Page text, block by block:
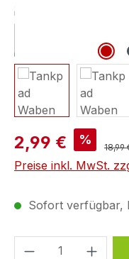
2,99 € %
18,99
Preise inkl. MwSt.
Sofort verfügbar,
Produkt